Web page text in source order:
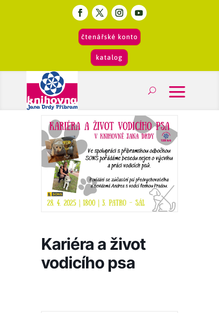
čtenářské konto
katalog
Kariéra a život
vodicího psa